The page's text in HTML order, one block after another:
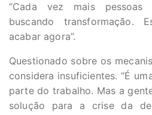
“Cada vez mais pessoas
buscando transformação.
acabar agora”.
Questionado sobre os
considera insuficientes. “É
parte do trabalho. Mas a
solução para a crise da